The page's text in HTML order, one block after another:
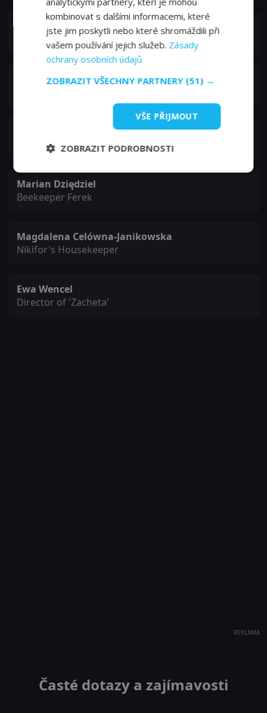
Katarzyna Paczyńska
Ala Wlosinska
Karolina Paczynska
Doctor Rosen
Marian Dziędziel
Beekeeper Ferek
Magdalena Celówna-Janikowska
Nikifor's Housekeeper
Ewa Wencel
Director of 'Zacheta'
REKLAMA
Časté dotazy a zajímavosti
kombinovat s dalšími informacemi, které
jste jim poskytli nebo které shromáždili při
vašem používání jejich služeb. Zásady
ochrany osobních údajů
ZOBRAZIT VŠECHNY PARTNERY (51) →
VŠE PŘIJMOUT
ZOBRAZIT PODROBNOSTI